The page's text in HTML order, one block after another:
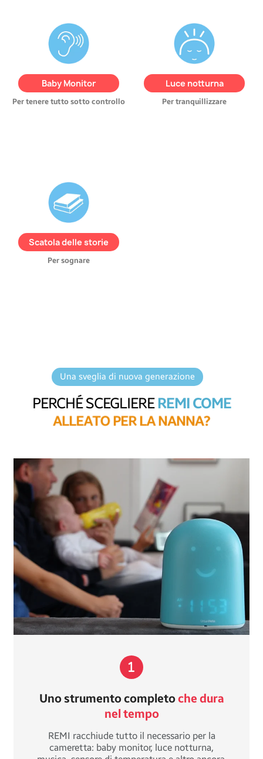
Baby Monitor
Per tenere tutto sotto controllo
Controlla il tuo bimbo a
distanza grazie alla
connessione WiFi. Ricevi
tempo reale con la funzione
walkie-talkie.
Luce notturna
Per tranquillizzare
Crea un’atmosfera
rassicurante con una
, regolabile e
può essere adattata alle
preferenze del bambino.
Scatola delle storie
Per sognare
Accedi al REMI Store e
scopri storie audio
esclusive sull’app.
Trasforma REMI in un
narratore di favole!
Una sveglia di nuova generazione
PERCHÉ SCEGLIEREREMI COME
ALLEATO PERLA NANNA?
Uno strumento completoche dura
nel tempo
REMI racchiude tutto il necessario per la
cameretta: baby monitor, luce notturna,